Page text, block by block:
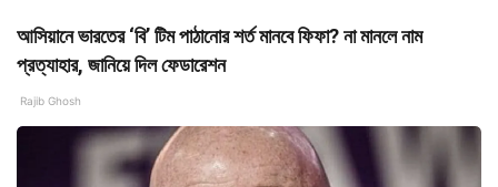
আসিয়ানে ভারতের ‘বি’ টিম পাঠানোর শর্ত মানবে ফিফা? না মানলে নাম
প্রত্যাহার, জানিয়ে দিল ফেডারেশন
Rajib Ghosh